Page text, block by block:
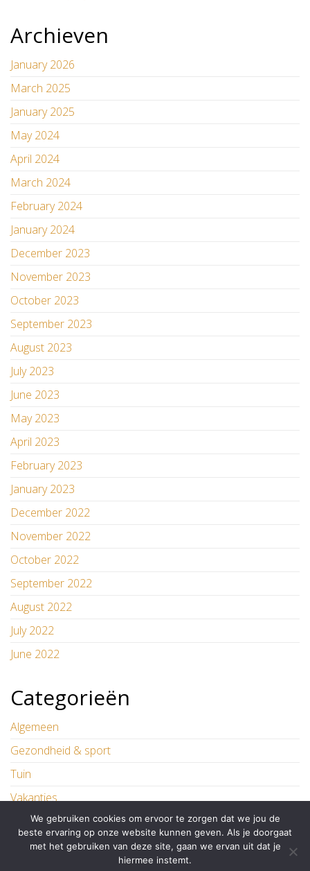
Archieven
January 2026
March 2025
January 2025
May 2024
April 2024
March 2024
February 2024
January 2024
December 2023
November 2023
October 2023
September 2023
August 2023
July 2023
June 2023
May 2023
April 2023
February 2023
January 2023
December 2022
November 2022
October 2022
September 2022
August 2022
July 2022
June 2022
Categorieën
Algemeen
Gezondheid & sport
Tuin
Vakanties
WonenWe gebruiken cookies om ervoor te zorgen dat we jou de
beste ervaring op onze website kunnen geven. Als je doorgaat
met het gebruiken van deze site, gaan we ervan uit dat je
hiermee instemt.